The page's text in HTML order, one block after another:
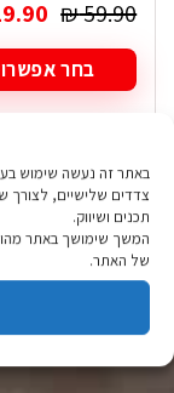
צדדים שלישיים, לצורך
תכנים ושיווק.
המשך שימושך באתר
של האתר.
₪59.90
היה:
₪ 59.90.
בחר
מספר
סוגים.
ניתן
לבחור
את
האפשרויות
המוצר